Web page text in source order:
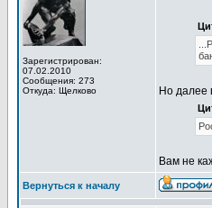
Зарегистрирован:
07.02.2010
Сообщения: 273
Откуда: Щелково
Но далее
Вам не
Вернуться к началу